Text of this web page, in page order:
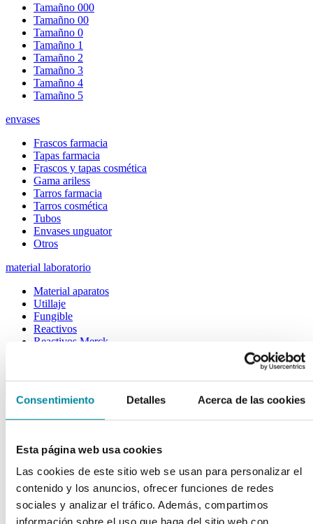
Consentimiento Detalles Acerca de las cookies
Esta página web usa cookies
Las cookies de este sitio web se usan para personalizar el
contenido y los anuncios, ofrecer funciones de redes
sociales y analizar el tráfico. Además, compartimos
información sobre el uso que haga del sitio web con
Tamañno 000
Tamañno 00
Tamañno 0
Tamañno 1
Tamañno 2
Tamañno 3
Tamañno 4
Tamañno 5
envases
Frascos farmacia
Tapas farmacia
Frascos y tapas cosmética
Gama ariless
Tarros farmacia
Tarros cosmética
Tubos
Envases unguator
Otros
material laboratorio
Material aparatos
Utillaje
Fungible
Reactivos
Reactivos Merck
menu shopping_cart search homelock
Búsqueda en el sitio
Actualmente se encuentra en:
Inicio >>
ALCANFOR CAJA PASTILLAS 1Libra
arrow_backFicha de producto